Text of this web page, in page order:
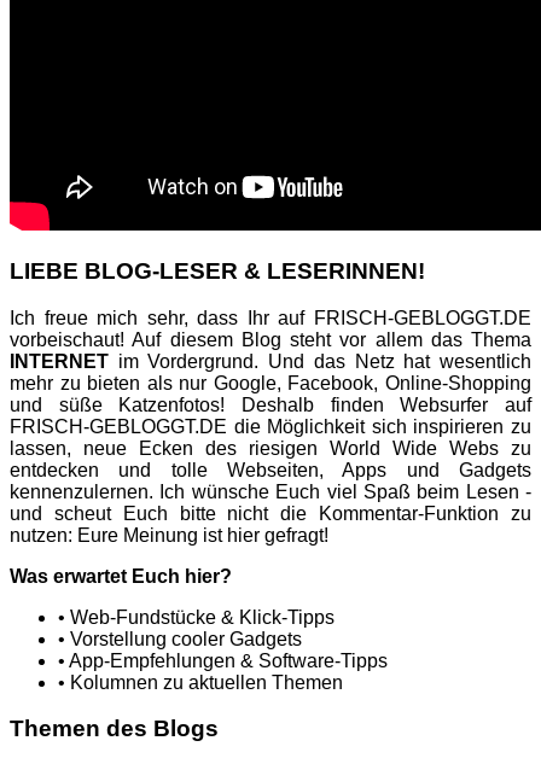
LIEBE BLOG-LESER & LESERINNEN!
Ich freue mich sehr, dass Ihr auf FRISCH-GEBLOGGT.DE
vorbeischaut! Auf diesem Blog steht vor allem das Thema
INTERNET im Vordergrund. Und das Netz hat wesentlich
mehr zu bieten als nur Google, Facebook, Online-Shopping
und süße Katzenfotos! Deshalb finden Websurfer auf
FRISCH-GEBLOGGT.DE die Möglichkeit sich inspirieren zu
lassen, neue Ecken des riesigen World Wide Webs zu
entdecken und tolle Webseiten, Apps und Gadgets
kennenzulernen. Ich wünsche Euch viel Spaß beim Lesen -
und scheut Euch bitte nicht die Kommentar-Funktion zu
nutzen: Eure Meinung ist hier gefragt!
Was erwartet Euch hier?
• Web-Fundstücke & Klick-Tipps
• Vorstellung cooler Gadgets
• App-Empfehlungen & Software-Tipps
• Kolumnen zu aktuellen Themen
Themen des Blogs